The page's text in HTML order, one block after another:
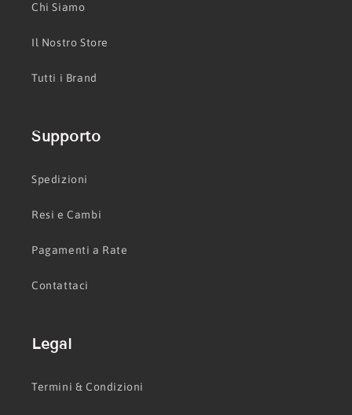
Chi Siamo
Il Nostro Store
Tutti i Brand
Supporto
Spedizioni
Resi e Cambi
Pagamenti a Rate
Contattaci
Legal
Termini & Condizioni